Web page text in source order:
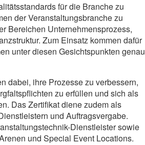
für die Branche zu
der Veranstaltungsbranche zu
Bereichen Unternehmensprozess,
Zum Einsatz kommen dafür
unter diesen Gesichtspunkten genau
dabei, ihre Prozesse zu verbessern,
zu erfüllen und sich als
Das Zertifikat diene zudem als
und Auftragsvergabe.
Dienstleister sowie
und Special Event Locations.